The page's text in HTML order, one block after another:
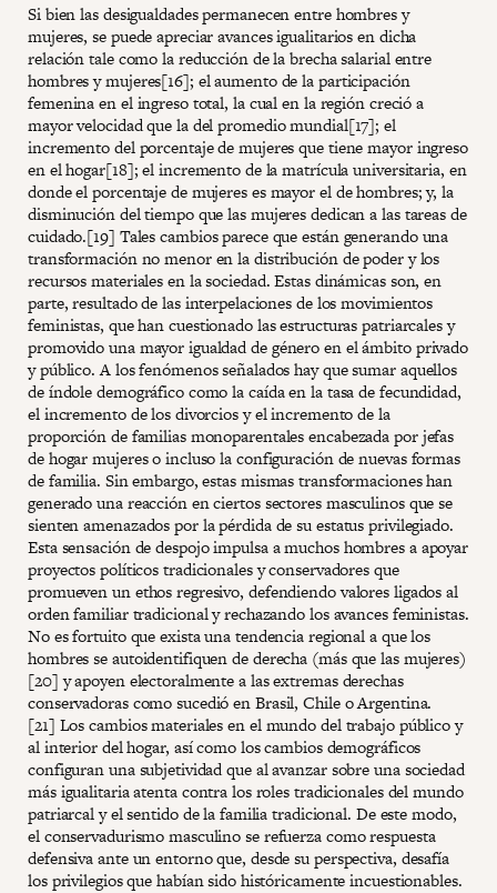
Si bien las desigualdades permanecen entre hombres y
mujeres, se puede apreciar avances igualitarios en dicha
relación tale como la reducción de la brecha salarial entre
hombres y mujeres[16]; el aumento de la participación
femenina en el ingreso total, la cual en la región creció a
mayor velocidad que la del promedio mundial[17]; el
incremento del porcentaje de mujeres que tiene mayor ingreso
en el hogar[18]; el incremento de la matrícula universitaria, en
donde el porcentaje de mujeres es mayor el de hombres; y, la
disminución del tiempo que las mujeres dedican a las tareas de
cuidado.[19] Tales cambios parece que están generando una
transformación no menor en la distribución de poder y los
recursos materiales en la sociedad. Estas dinámicas son, en
parte, resultado de las interpelaciones de los movimientos
feministas, que han cuestionado las estructuras patriarcales y
promovido una mayor igualdad de género en el ámbito privado
y público. A los fenómenos señalados hay que sumar aquellos
de índole demográfico como la caída en la tasa de fecundidad,
el incremento de los divorcios y el incremento de la
proporción de familias monoparentales encabezada por jefas
de hogar mujeres o incluso la configuración de nuevas formas
de familia. Sin embargo, estas mismas transformaciones han
generado una reacción en ciertos sectores masculinos que se
sienten amenazados por la pérdida de su estatus privilegiado.
Esta sensación de despojo impulsa a muchos hombres a apoyar
proyectos políticos tradicionales y conservadores que
promueven un ethos regresivo, defendiendo valores ligados al
orden familiar tradicional y rechazando los avances feministas.
No es fortuito que exista una tendencia regional a que los
hombres se autoidentifiquen de derecha (más que las mujeres)
[20] y apoyen electoralmente a las extremas derechas
conservadoras como sucedió en Brasil, Chile o Argentina.
[21] Los cambios materiales en el mundo del trabajo público y
al interior del hogar, así como los cambios demográficos
configuran una subjetividad que al avanzar sobre una sociedad
más igualitaria atenta contra los roles tradicionales del mundo
patriarcal y el sentido de la familia tradicional. De este modo,
el conservadurismo masculino se refuerza como respuesta
defensiva ante un entorno que, desde su perspectiva, desafía
los privilegios que habían sido históricamente incuestionables.